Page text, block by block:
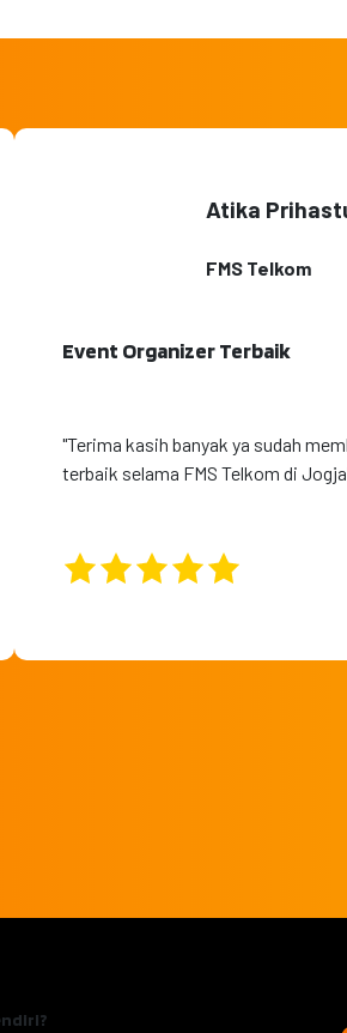
Event Organizer Terbaik
"Terima kasih banyak ya sudah
terbaik selama FMS Telkom di
Atika
FMS Telkom